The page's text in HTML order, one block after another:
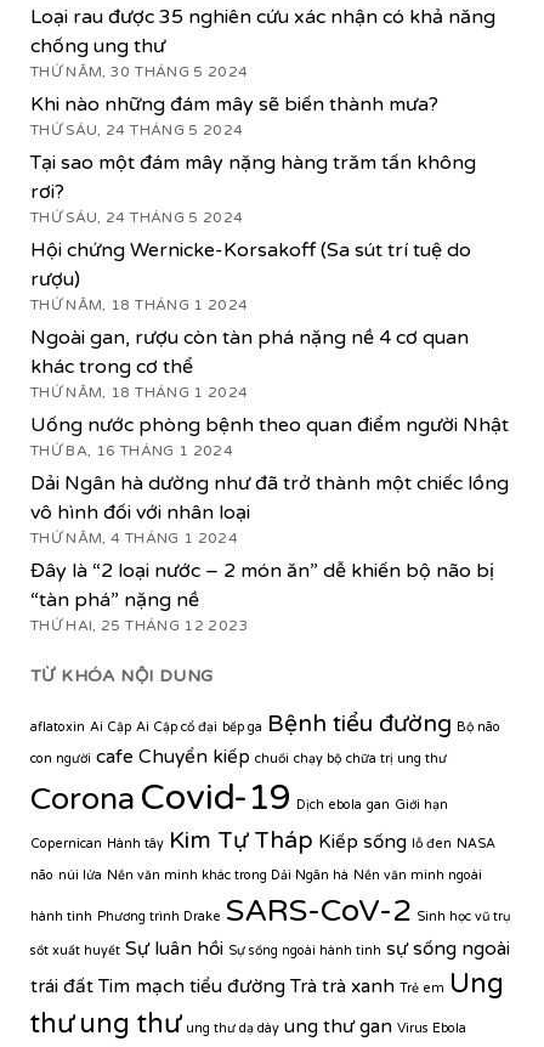
Loại rau được 35 nghiên cứu xác nhận có khả năng
chống ung thư
THỨ NĂM, 30 THÁNG 5 2024
Khi nào những đám mây sẽ biến thành mưa?
THỨ SÁU, 24 THÁNG 5 2024
Tại sao một đám mây nặng hàng trăm tấn không
rơi?
THỨ SÁU, 24 THÁNG 5 2024
Hội chứng Wernicke-Korsakoff (Sa sút trí tuệ do
rượu)
THỨ NĂM, 18 THÁNG 1 2024
Ngoài gan, rượu còn tàn phá nặng nề 4 cơ quan
khác trong cơ thể
THỨ NĂM, 18 THÁNG 1 2024
Uống nước phòng bệnh theo quan điểm người Nhật
THỨ BA, 16 THÁNG 1 2024
Dải Ngân hà dường như đã trở thành một chiếc lồng
vô hình đối với nhân loại
THỨ NĂM, 4 THÁNG 1 2024
Đây là “2 loại nước – 2 món ăn” dễ khiến bộ não bị
“tàn phá” nặng nề
THỨ HAI, 25 THÁNG 12 2023
TỪ KHÓA NỘI DUNG
aflatoxin Ai Cập Ai Cập cổ đại bếp ga Bệnh tiểu đường Bộ não
con người cafe Chuyển kiếp chuối chạy bộ chữa trị ung thư
Corona Covid-19 Dịch ebola gan Giới hạn
Copernican Hành tây Kim Tự Tháp Kiếp sống lỗ đen NASA
não núi lửa Nền văn minh khác trong Dải Ngân hà Nền văn minh ngoài
hành tinh Phương trình Drake SARS-CoV-2 Sinh học vũ trụ
sốt xuất huyết Sự luân hồi Sự sống ngoài hành tinh sự sống ngoài
trái đất Tim mạch tiểu đường Trà trà xanh Trẻ em Ung
thư ung thư ung thư dạ dày ung thư gan Virus Ebola